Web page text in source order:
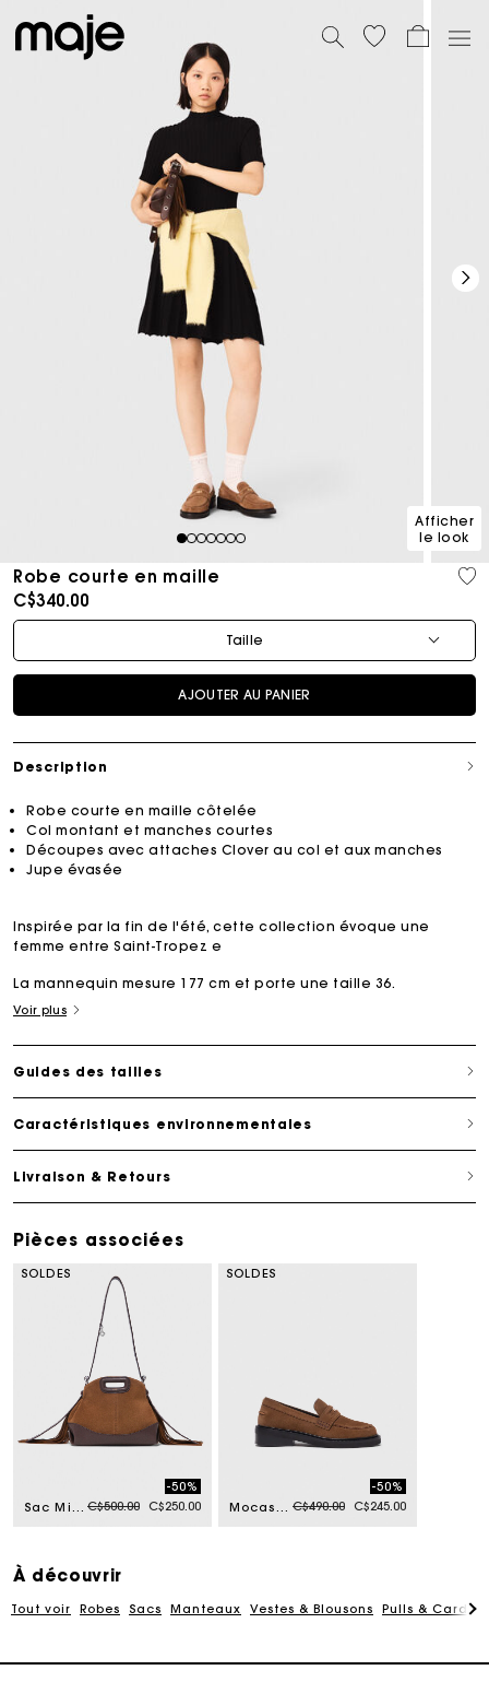
1234567
Afficher
le look
Robe courte en maille
C$340.00
Taille
AJOUTER AU PANIER
Description
Robe courte en maille côtelée
Col montant et manches courtes
Découpes avec attaches Clover au col et aux manches
Jupe évasée
Inspirée par la fin de l'été, cette collection évoque une
femme entre Saint-Tropez e
La mannequin mesure 177 cm et porte une taille 36.
Voir plus
Guides des tailles
Caractéristiques environnementales
Livraison & Retours
Pièces associées
SOLDES
Sac Miss M mini en cuir & suède Price reduced from
C$500.00to
-50%
C$250.00
SOLDES
Mocassins en suède Price reduced from
C$490.00to
-50%
C$245.00
À découvrir
Tout voir Robes Sacs Manteaux Vestes & Blousons Pulls &